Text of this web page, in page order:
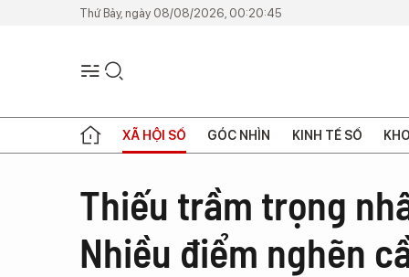
Thứ Bảy, ngày 08/08/2026, 00:20:45
XÃ HỘI SỐ GÓC NHÌN KINH TẾ SỐ
Thiếu trầm trọng
Nhiều điểm nghẽn